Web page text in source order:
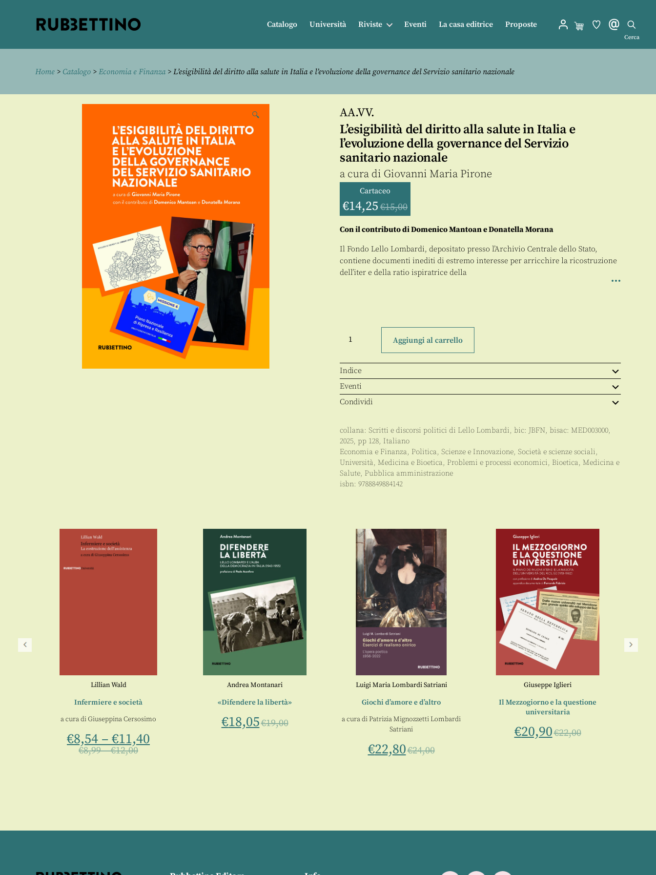
Catalogo Università Riviste Eventi La casa editrice Proposte
Cerca
Home > Catalogo > Economia e Finanza> L’esigibilità del diritto alla salute in Italia e l’evoluzione della governance del Servizio sanitario nazionale
🔍 AA.VV.
L’esigibilità del diritto alla salute in Italia e
l’evoluzione della governance del Servizio
sanitario nazionale
a cura di Giovanni Maria Pirone
Cartaceo
€14,25 €15,00
Con il contributo di Domenico Mantoan e Donatella Morana
Il Fondo Lello Lombardi, depositato presso l’Archivio Centrale dello Stato,
contiene documenti inediti di estremo interesse per arricchire la ricostruzione
dell’iter e della ratio ispiratrice della
del
salute
in
Italia
e
l’evoluzione
della
Servizio
sanitario
nazionale
quantità
Aggiungi al carrello
Indice
Eventi
Condividi
collana: Scritti e discorsi politici di Lello Lombardi, bic: JBFN, bisac: MED003000,
2025, pp 128, Italiano
Economia e Finanza, Politica, Scienze e Innovazione, Società e scienze sociali,
Università, Medicina e Bioetica, Problemi e processi economici, Bioetica, Medicina e
Salute, Pubblica amministrazione
isbn: 9788849884142
Lillian Wald
Infermiere e società
a cura diGiuseppina Cersosimo
€8,54 – €11,40
€8,99–€12,00
Andrea Montanari
«Difendere la libertà»
€18,05€19,00
Luigi Maria Lombardi Satriani
Giochi d’amore e d’altro
a cura diPatrizia Mignozzetti Lombardi
Satriani
€22,80€24,00
Giuseppe Iglieri
Il Mezzogiorno e la questione
universitaria
€20,90€22,00